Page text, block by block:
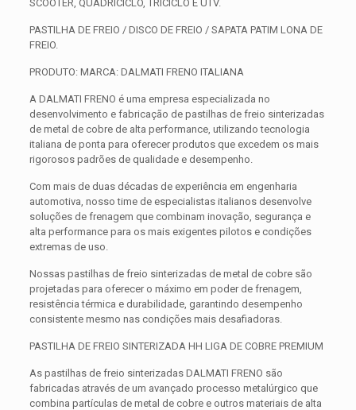
SCOOTER, QUADRICICLO, TRICICLO E UTV.
PASTILHA DE FREIO / DISCO DE FREIO / SAPATA PATIM LONA DE
FREIO.
PRODUTO: MARCA: DALMATI FRENO ITALIANA
A DALMATI FRENO é uma empresa especializada no
desenvolvimento e fabricação de pastilhas de freio sinterizadas
de metal de cobre de alta performance, utilizando tecnologia
italiana de ponta para oferecer produtos que excedem os mais
rigorosos padrões de qualidade e desempenho.
Com mais de duas décadas de experiência em engenharia
automotiva, nosso time de especialistas italianos desenvolve
soluções de frenagem que combinam inovação, segurança e
alta performance para os mais exigentes pilotos e condições
extremas de uso.
Nossas pastilhas de freio sinterizadas de metal de cobre são
projetadas para oferecer o máximo em poder de frenagem,
resistência térmica e durabilidade, garantindo desempenho
consistente mesmo nas condições mais desafiadoras.
PASTILHA DE FREIO SINTERIZADA HH LIGA DE COBRE PREMIUM
As pastilhas de freio sinterizadas DALMATI FRENO são
fabricadas através de um avançado processo metalúrgico que
combina partículas de metal de cobre e outros materiais de alta